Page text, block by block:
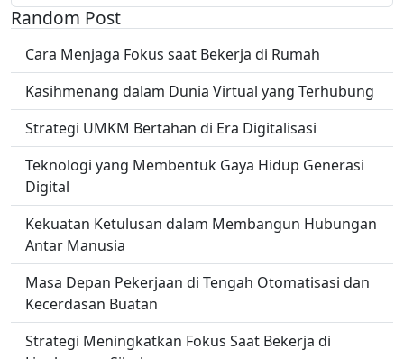
Random Post
Cara Menjaga Fokus saat Bekerja di Rumah
Kasihmenang dalam Dunia Virtual yang Terhubung
Strategi UMKM Bertahan di Era Digitalisasi
Teknologi yang Membentuk Gaya Hidup Generasi
Digital
Kekuatan Ketulusan dalam Membangun Hubungan
Antar Manusia
Masa Depan Pekerjaan di Tengah Otomatisasi dan
Kecerdasan Buatan
Strategi Meningkatkan Fokus Saat Bekerja di